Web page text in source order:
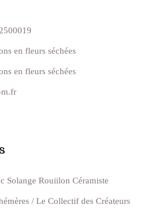
en fleurs séchées
en fleurs séchées
m.fr
Solange Rouiilon Céramiste
/ Le Collectif des Créateurs